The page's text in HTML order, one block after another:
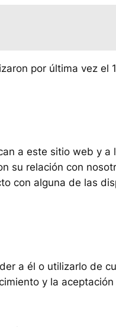
por última vez el
a este sitio web y
su relación con
con alguna de las
a él o utilizarlo de
y la